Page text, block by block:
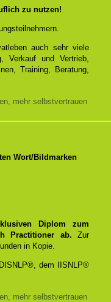
zu nutzen!
auch sehr viele
Verkauf und Vertrieb,
Training, Beratung,
mehr selbstvertrauen
Wort/Bildmarken
Diplom zum
Practitioner ab.Zur
in Kopie.
dem IISNLP®
mehr selbstvertrauen